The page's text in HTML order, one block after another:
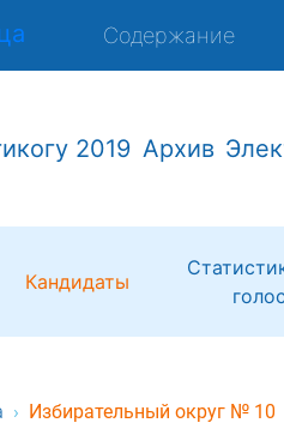
Содержание
2019 Архив
Кандидаты
Избирательный округ № 10